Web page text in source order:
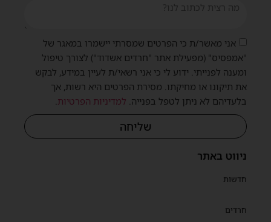
ניווט באתר
חדשות
חרדים
אני מאשר/ת כי הפרטים שמסרתי יישמרו במאגר של
"אמפסיס" (מפעילת אתר "חרדים אשדוד") לצורך טיפול
ומענה לפנייתי. ידוע לי כי אני רשאי/ת לעיין במידע, לבקש
את תיקונו או מחיקתו. מסירת הפרטים היא רשות, אך
בלעדיהם לא ניתן לטפל בפנייה. למדיניות הפרטיות.
שליחה